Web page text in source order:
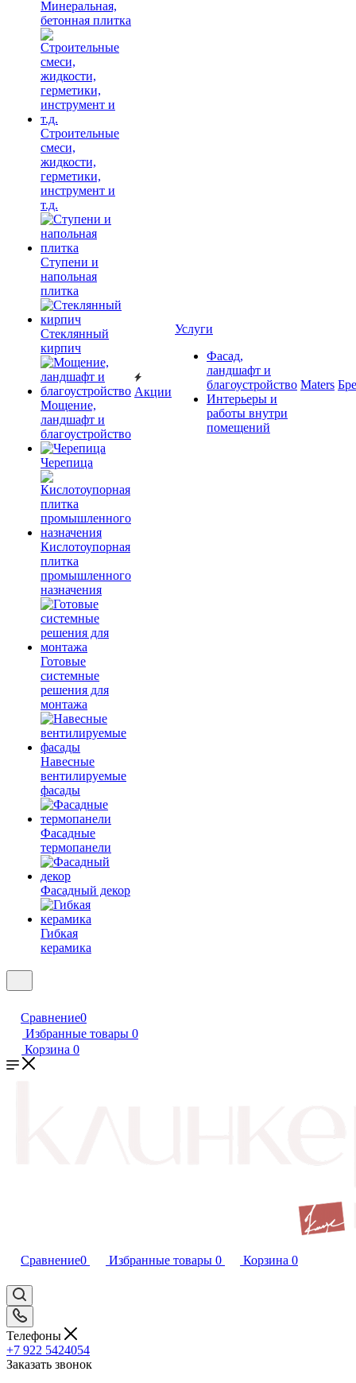
Минеральная,
бетонная плитка
Строительные
смеси,
жидкости,
герметики,
инструмент и
т.д.
Ступени и
напольная
плитка
Cтеклянный
кирпич
Мощение,
ландшафт и
благоустройство
Черепица
Кислотоупорная
плитка
промышленного
назначения
Готовые
системные
решения для
монтажа
Навесные
вентилируемые
фасады
Фасадные
термопанели
Фасадный декор
Гибкая
керамика
Акции
Услуги
Фасад,
ландшафт и
благоустройство
Интерьеры и
работы внутри
помещений
Maters
Сравнение0
Избранные товары 0
Корзина 0
Сравнение0 Избранные товары 0 Корзина 0
Телефоны
+7 922 5424054
Заказать звонок